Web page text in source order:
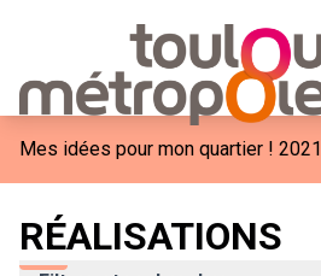
Mes idées pour mon quartier ! 2021
RÉALISATIONS